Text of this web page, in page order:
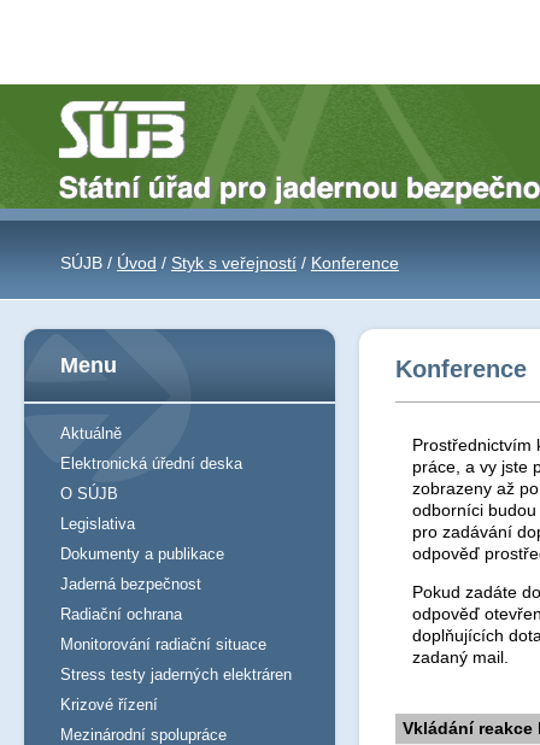
SÚJB / Úvod / Styk s veřejností / Konference
Konference
Prostřednictvím
práce, a vy jste
zobrazeny až
odborníci
pro zadávání
odpověď
Pokud zadáte
odpověď
doplňujících
zadaný mail.
Vkládání reakce
Menu
Aktuálně
Elektronická úřední deska
O SÚJB
Legislativa
Dokumenty a publikace
Jaderná bezpečnost
Radiační ochrana
Monitorování radiační situace
Stress testy jaderných elektráren
Krizové řízení
Mezinárodní spolupráce